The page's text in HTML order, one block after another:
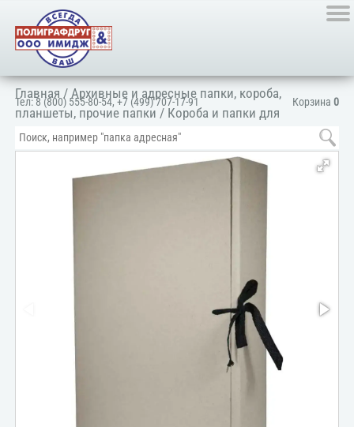
Корзина 0
Тел:8 (800) 555-80-54,+7 (499) 707-17-91
Главная /Архивные и адресные папки, короба,
планшеты, прочие папки / Короба и папки для
архивации/Архивные короба